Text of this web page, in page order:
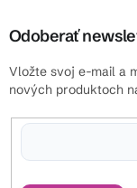
Odoberať
Vložte svoj e-mail a
nových produktoch